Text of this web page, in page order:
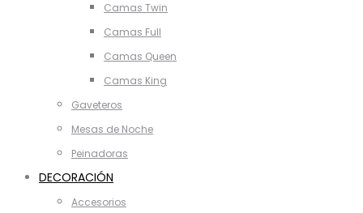
Camas Twin
Camas Full
Camas Queen
Camas King
Gaveteros
Mesas de Noche
Peinadoras
DECORACIÓN
Accesorios